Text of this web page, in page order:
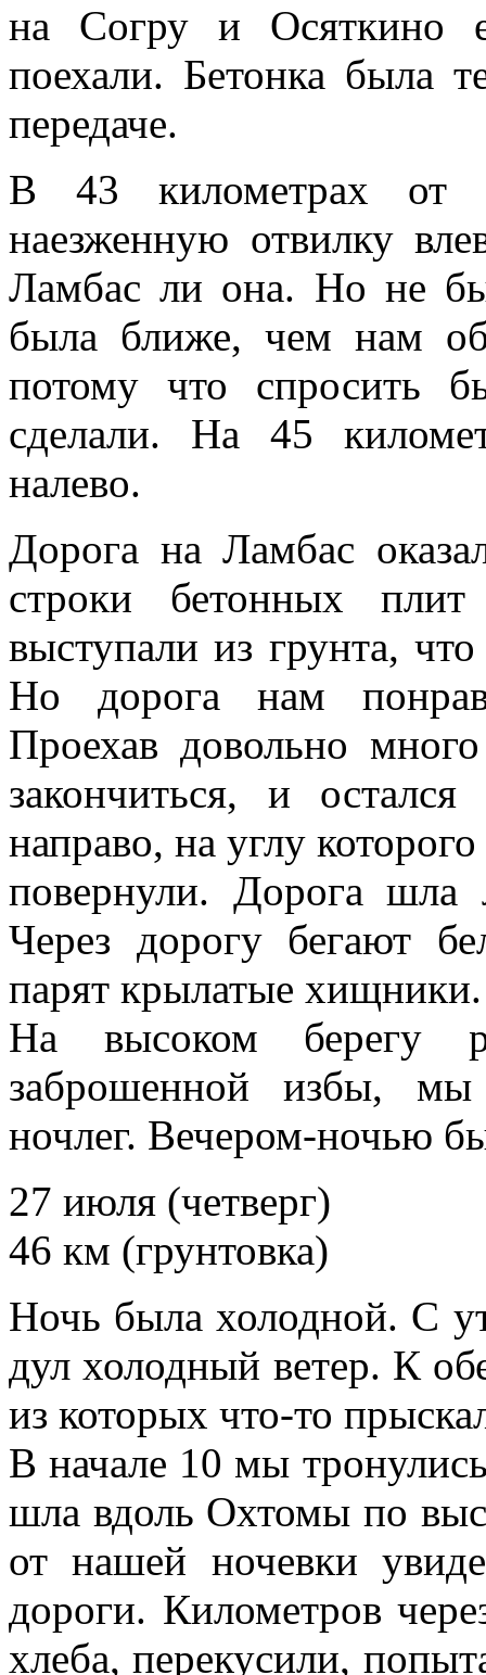
на Согру и Осяткино
поехали. Бетонка была
передаче.
В 43 километрах от
наезженную отвилку
Ламбас ли она. Но не
была ближе, чем нам
потому что спросить
сделали. На 45
налево.
Дорога на Ламбас
строки бетонных
выступали из грунта,
Но дорога нам
Проехав довольно
закончиться, и
направо, на углу
повернули. Дорога шла
Через дорогу бегают
парят крылатые хищники.
На высоком берегу
заброшенной избы, мы
ночлег. Вечером-ночью
27 июля (четверг)
46 км (грунтовка)
Ночь была холодной. С
дул холодный ветер. К
из которых что-то
В начале 10 мы
шла вдоль Охтомы по
от нашей ночевки
дороги. Километров
хлеба, перекусили,